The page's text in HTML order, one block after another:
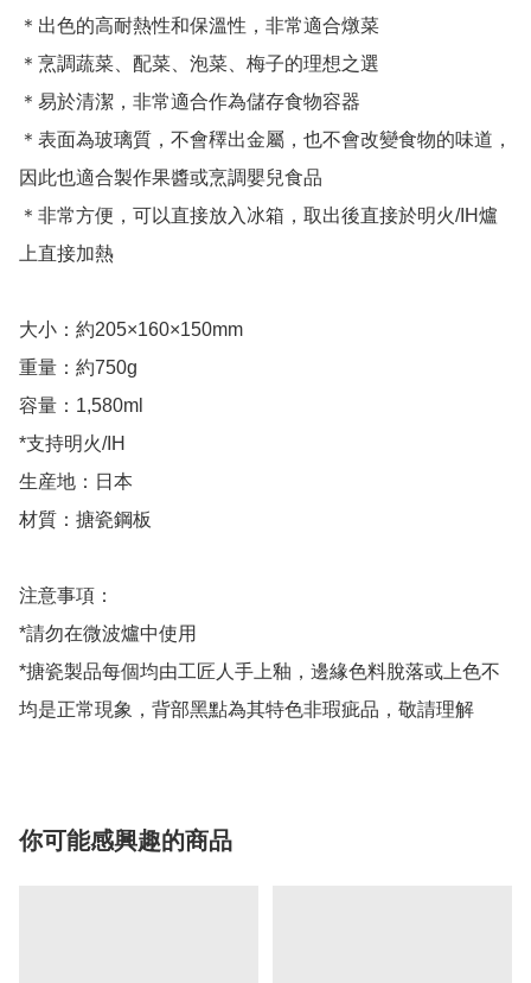
＊出色的高耐熱性和保溫性，非常適合燉菜
＊烹調蔬菜、配菜、泡菜、梅子的理想之選
＊易於清潔，非常適合作為儲存食物容器
＊表面為玻璃質，不會䆁出金屬，也不會改變食物的味道，
因此也適合製作果醬或烹調嬰兒食品
＊非常方便，可以直接放入冰箱，取出後直接於明火/IH爐
上直接加熱
大小：約205×160×150mm
重量：約750g
容量：1,580ml
*支持明火/IH
生産地：日本
材質：搪瓷鋼板
注意事項：
*請勿在微波爐中使用
*搪瓷製品每個均由工匠人手上釉，邊緣色料脫落或上色不
均是正常現象，背部黑點為其特色非瑕疵品，敬請理解
你可能感興趣的商品